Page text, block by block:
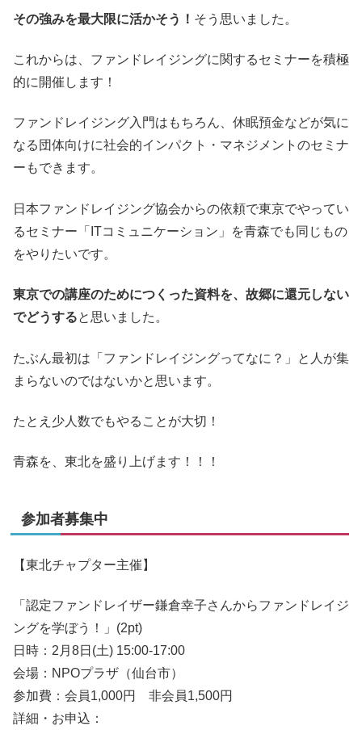
その強みを最大限に活かそう！ そう思いました。
これからは、ファンドレイジングに関するセミナーを積極
的に開催します！
ファンドレイジング入門はもちろん、休眠預金などが気に
なる団体向けに社会的インパクト・マネジメントのセミナ
ーもできます。
日本ファンドレイジング協会からの依頼で東京でやってい
るセミナー「ITコミュニケーション」を青森でも同じもの
をやりたいです。
東京での講座のためにつくった資料を、故郷に還元しない
でどうすると思いました。
たぶん最初は「ファンドレイジングってなに？」と人が集
まらないのではないかと思います。
たとえ少人数でもやることが大切！
青森を、東北を盛り上げます！！！
参加者募集中
【東北チャプター主催】
「認定ファンドレイザー鎌倉幸子さんからファンドレイジ
ングを学ぼう！」(2pt)
日時：2月8日(土) 15:00-17:00
会場：NPOプラザ（仙台市）
参加費：会員1,000円 非会員1,500円
詳細・お申込：